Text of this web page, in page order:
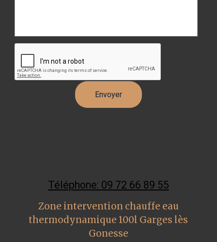
Téléphone: 09 72 66 89 55
Zone intervention chauffe eau
thermodynamique 100l Garges lès
Gonesse